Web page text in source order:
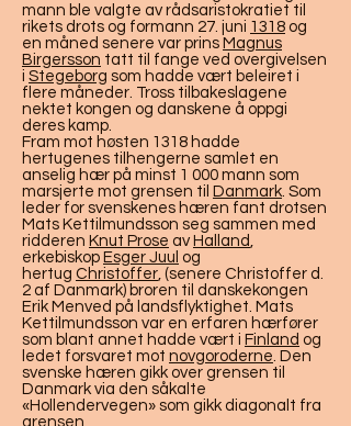
mann ble valgte av rådsaristokratiet til
rikets drots og formann 27. juni 1318 og
en måned senere var prins Magnus
Birgersson tatt til fange ved overgivelsen
i Stegeborg som hadde vært beleiret i
flere måneder. Tross tilbakeslagene
nektet kongen og danskene å oppgi
deres kamp.
Fram mot høsten 1318 hadde
hertugenes tilhengerne samlet en
anselig hær på minst 1 000 mann som
marsjerte mot grensen til Danmark. Som
leder for svenskenes hæren fant drotsen
Mats Kettilmundsson seg sammen med
ridderen Knut Prose av Halland,
erkebiskop Esger Juul og
hertug Christoffer, (senere Christoffer d.
2 af Danmark) broren til danskekongen
Erik Menved på landsflyktighet. Mats
Kettilmundsson var en erfaren hærfører
som blant annet hadde vært i Finland og
ledet forsvaret mot novgoroderne. Den
svenske hæren gikk over grensen til
Danmark via den såkalte
«Hollendervegen» som gikk diagonalt fra
grensen